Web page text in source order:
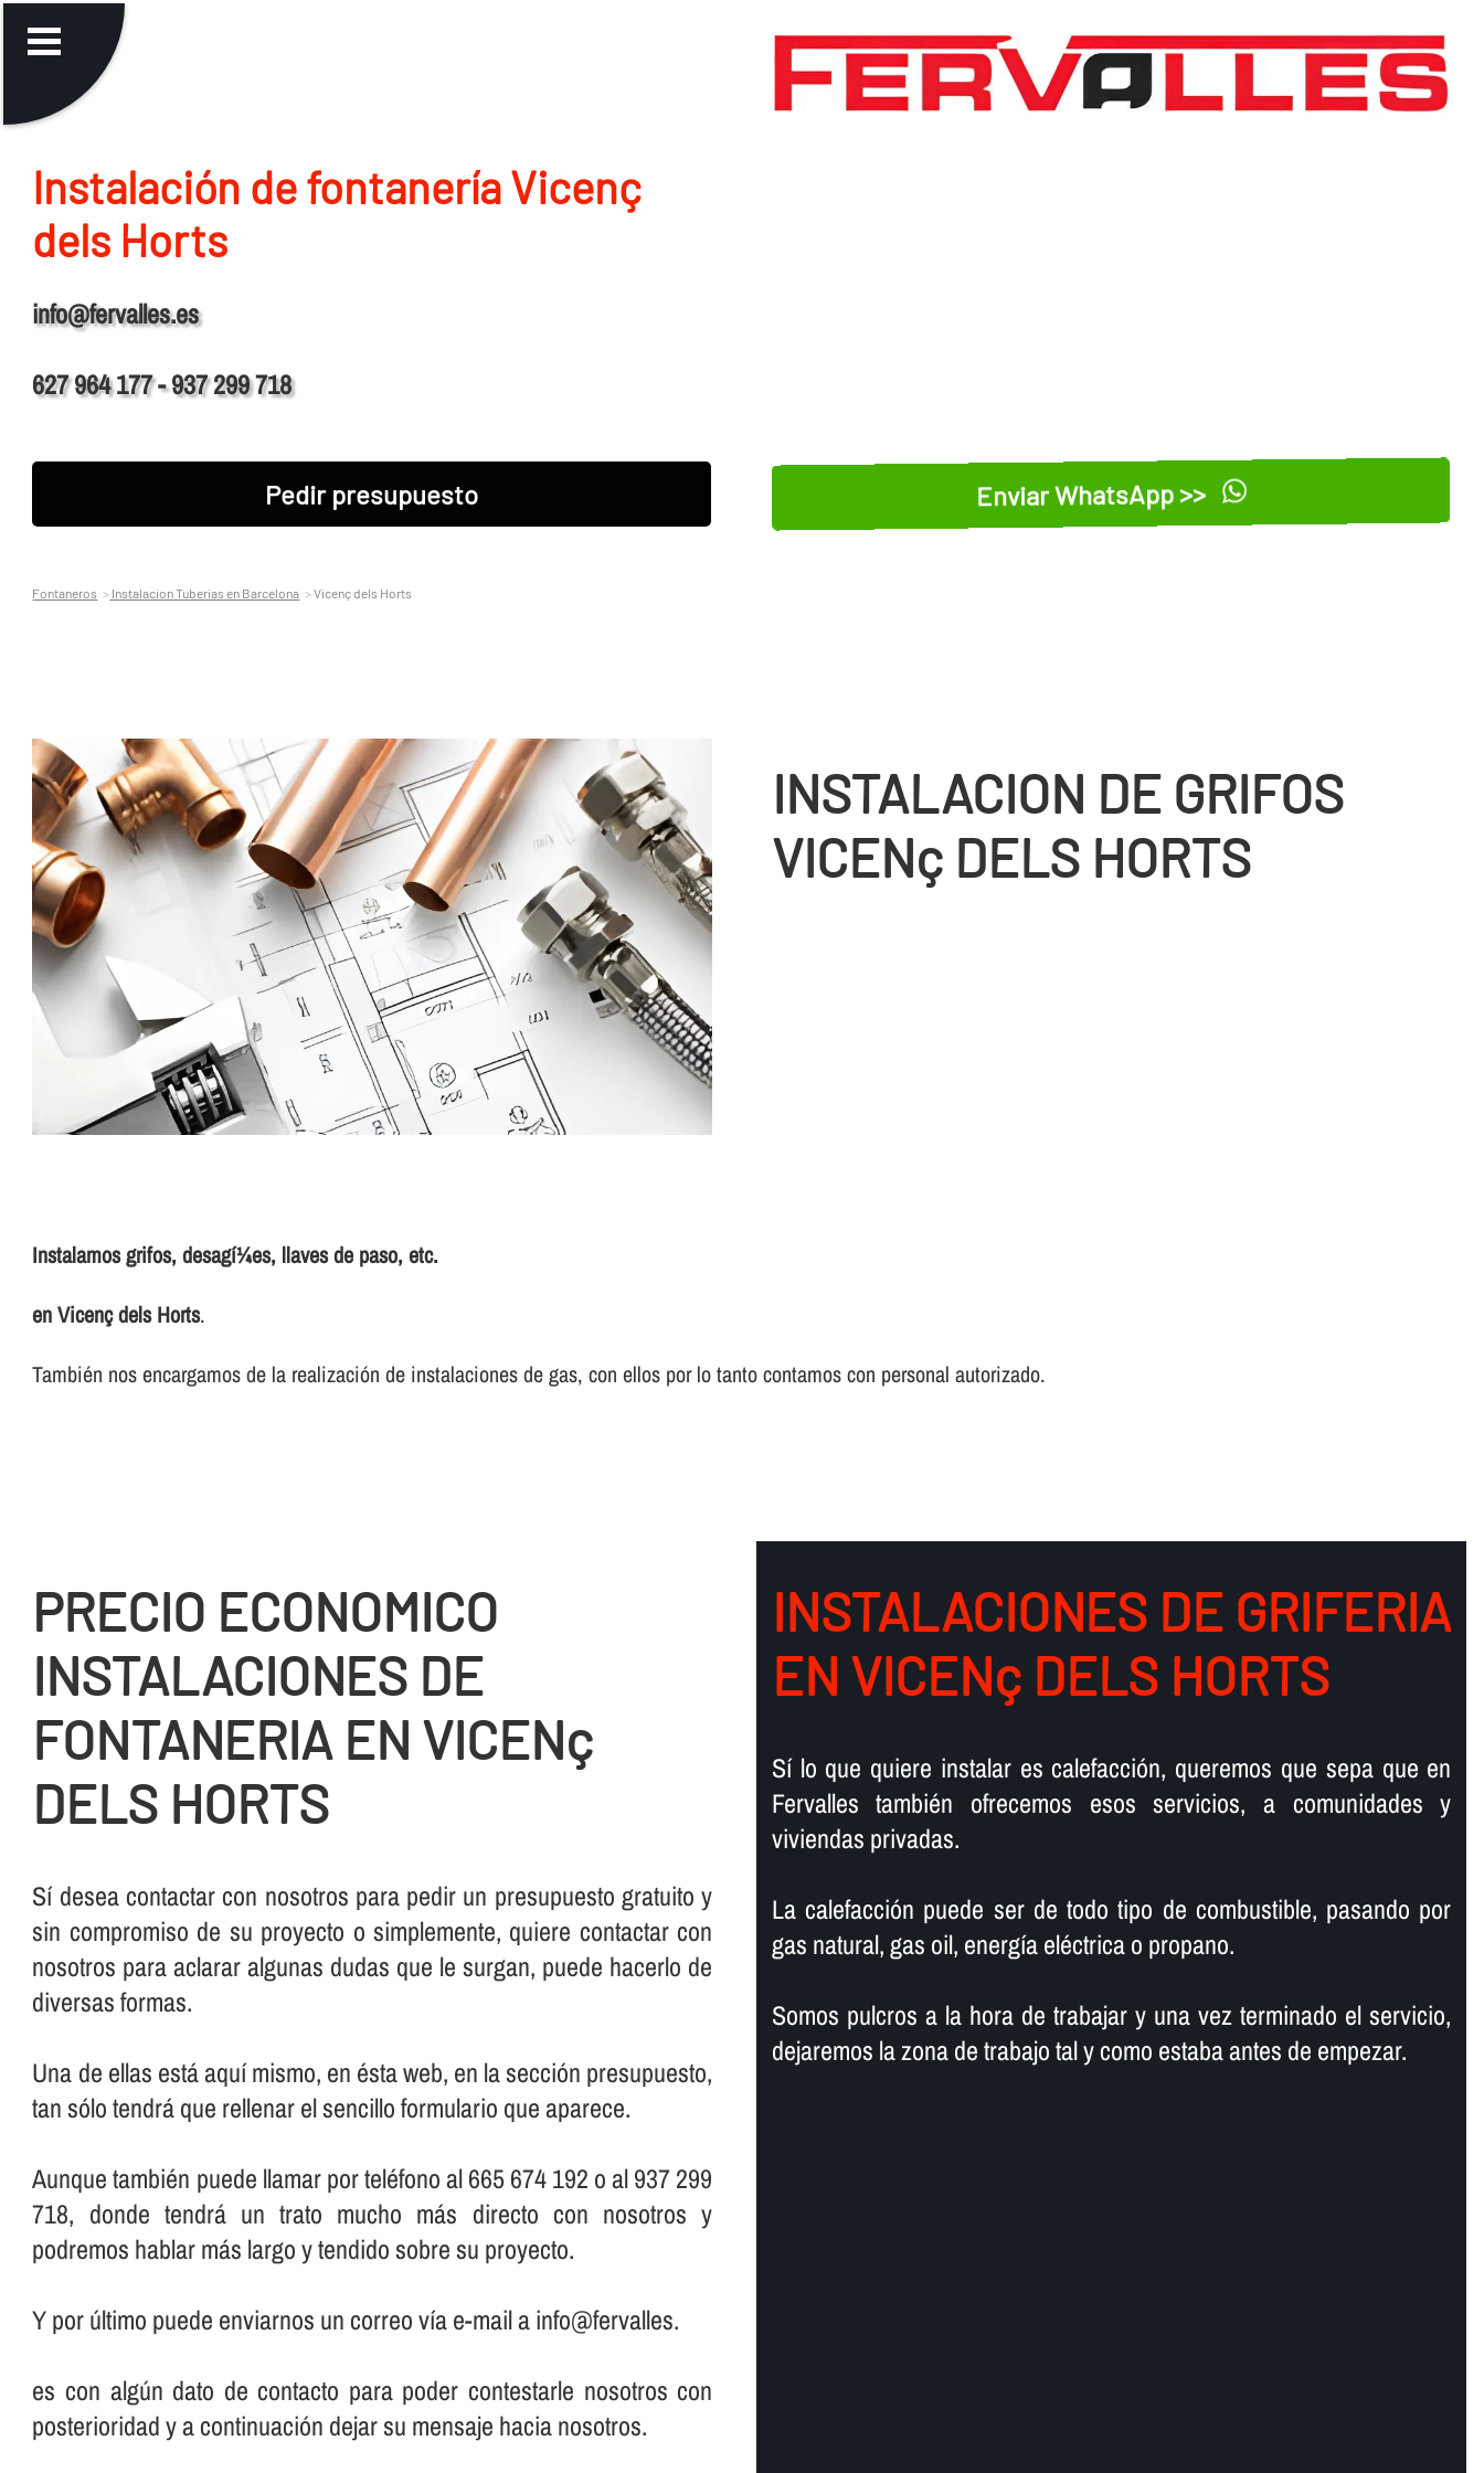
Instalación de fontanerí­a Vicenç
dels Horts
info@fervalles.es
627 964 177 - 937 299 718
Pedir presupuesto Enviar WhatsApp >>
Fontaneros Instalacion Tuberias en Barcelona Vicenç dels Horts
INSTALACION DE GRIFOS
VICENç DELS HORTS
Instalamos grifos, desagí¼es, llaves de paso, etc.
en Vicenç dels Horts.
También nos encargamos de la realización de instalaciones de gas, con ellos por lo tanto contamos con personal autorizado.
PRECIO ECONOMICO
INSTALACIONES DE
FONTANERIA EN VICENç
DELS HORTS
Sí­ desea contactar con nosotros para pedir un presupuesto gratuito y
sin compromiso de su proyecto o simplemente, quiere contactar con
nosotros para aclarar algunas dudas que le surgan, puede hacerlo de
diversas formas.
Una de ellas está aquí­ mismo, en ésta web, en la sección presupuesto,
tan sólo tendrá que rellenar el sencillo formulario que aparece.
Aunque también puede llamar por teléfono al 665 674 192 o al 937 299
718, donde tendrá un trato mucho más directo con nosotros y
podremos hablar más largo y tendido sobre su proyecto.
Y por último puede enviarnos un correo ví­a e-mail a info@fervalles.
es con algún dato de contacto para poder contestarle nosotros con
posterioridad y a continuación dejar su mensaje hacia nosotros.
INSTALACIONES DE GRIFERIA
EN VICENç DELS HORTS
Sí­ lo que quiere instalar es calefacción, queremos que sepa que en
Fervalles también ofrecemos esos servicios, a comunidades y
viviendas privadas.
La calefacción puede ser de todo tipo de combustible, pasando por
gas natural, gas oil, energí­a eléctrica o propano.
Somos pulcros a la hora de trabajar y una vez terminado el servicio,
dejaremos la zona de trabajo tal y como estaba antes de empezar.